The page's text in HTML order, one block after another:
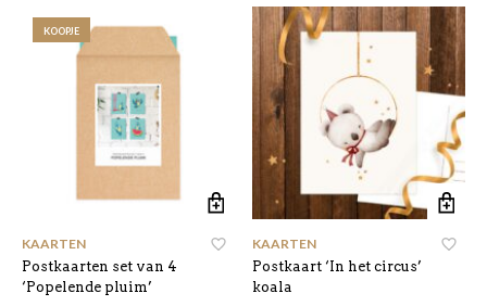
KOOPJE
KAARTEN
Postkaarten set van 4
‘Popelende pluim’
KAARTEN
Postkaart ‘In het circus’
koala